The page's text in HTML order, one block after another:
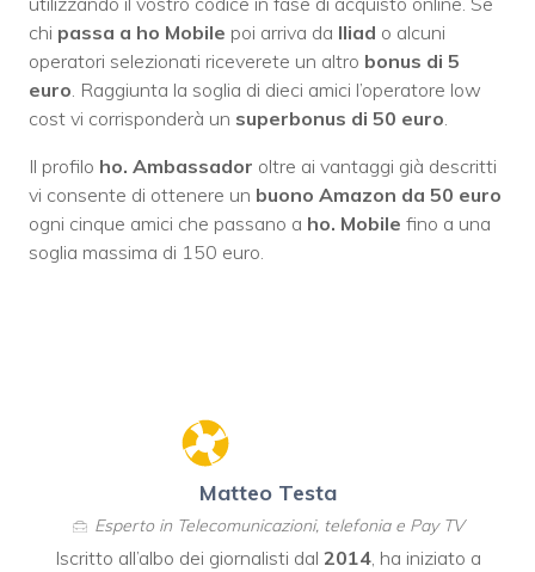
chi passa a ho Mobile poi arriva da Iliad o alcuni
operatori selezionati riceverete un altro bonus di 5
euro. Raggiunta la soglia di dieci amici l’operatore low
cost vi corrisponderà un superbonus di 50 euro.
Il profilo ho. Ambassador oltre ai vantaggi già descritti
vi consente di ottenere un buono Amazon da 50 euro
ogni cinque amici che passano a ho. Mobile fino a una
soglia massima di 150 euro.
Matteo Testa
Esperto in Telecomunicazioni, telefonia e Pay TV
Iscritto all’albo dei giornalisti dal 2014, ha iniziato a